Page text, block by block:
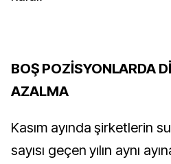
BOŞ POZİSYONLARDA
AZALMA
Kasım ayında şirketlerin
sayısı geçen yılın aynı